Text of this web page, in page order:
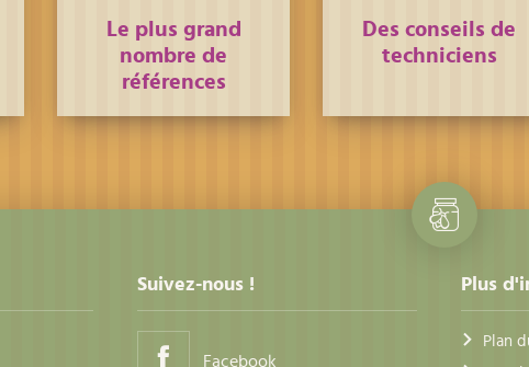
Le plus grand
nombre de
références
Des conseils de
techniciens
Suivez-nous !
Facebook
Plus
Plan